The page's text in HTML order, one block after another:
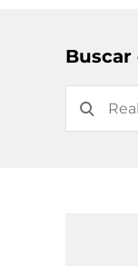
Buscar